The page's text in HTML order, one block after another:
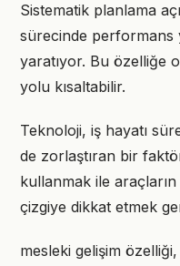
Sistematik planlama
sürecinde
yaratıyor. Bu özelliğe
yolu kısaltabilir.
Teknoloji, iş hayatı
de zorlaştıran bir
kullanmak ile
çizgiye dikkat etmek
mesleki gelişim